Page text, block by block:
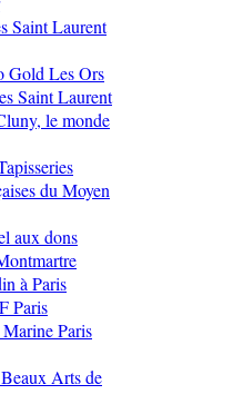
Saint Laurent
Gold Les Ors
Saint Laurent
le monde
du Moyen
aux dons
à Paris
Paris
Paris
Arts de